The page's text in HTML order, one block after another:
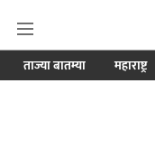
ताज्या बातम्या महाराष्ट्र